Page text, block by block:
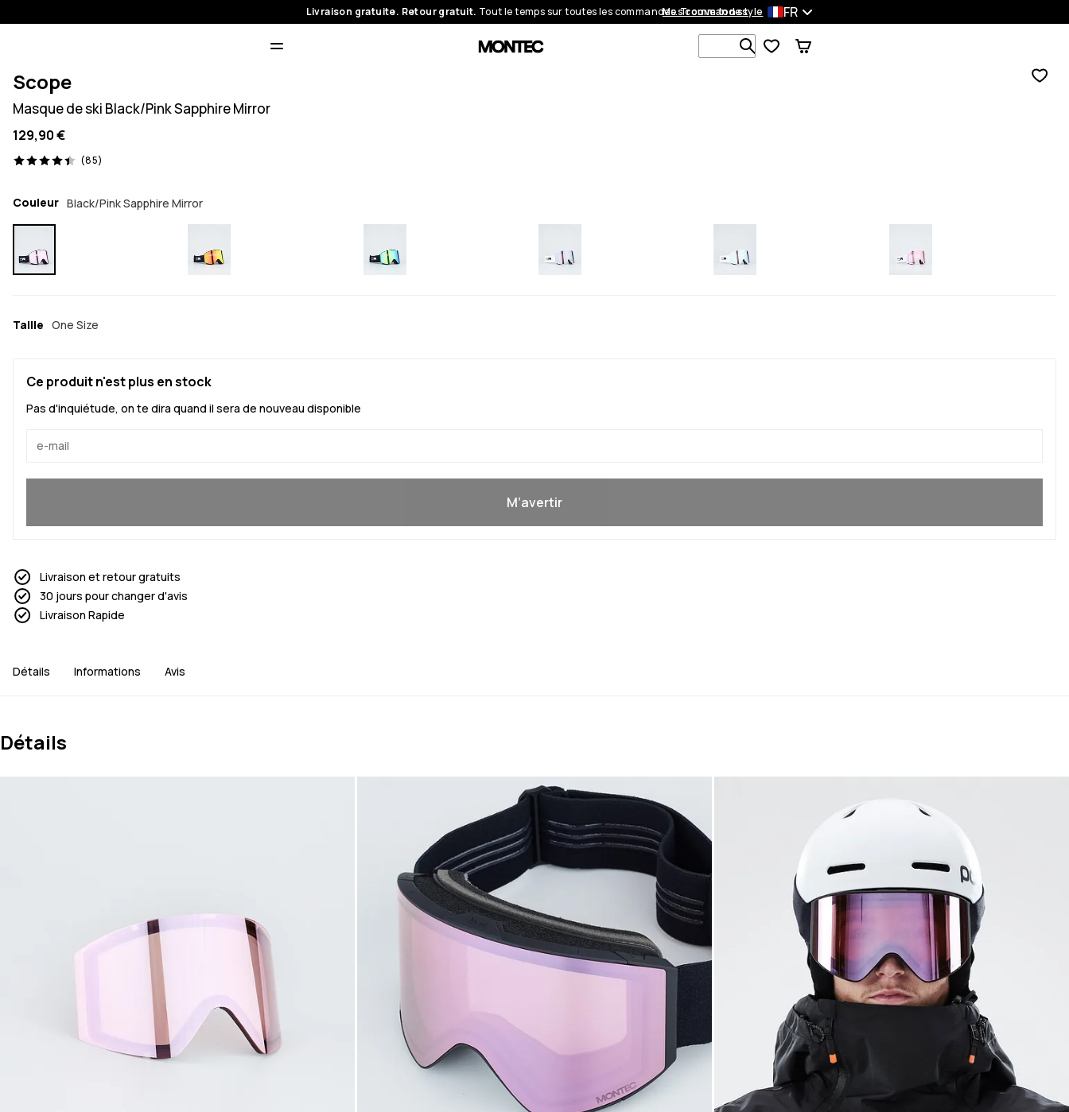
Livraison gratuite. Retour gratuit. Tout le temps sur toutes les commandes.Trouve ton style
Mes commandes FR
Recherche parmi 1 000+ produits
Scope
Masque de ski Black/Pink Sapphire Mirror
129,90 €
(85)
85 avis, 4.4/5
Couleur Black/Pink Sapphire Mirror
Taille One Size
Ce produit n'est plus en stock
Pas d'inquiétude, on te dira quand il sera de nouveau disponible
M’avertir
Livraison et retour gratuits
30 jours pour changer d'avis
Livraison Rapide
Détails Informations Avis
Détails